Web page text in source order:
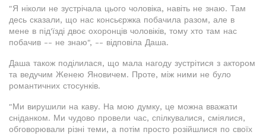
"Я ніколи не зустрічала цього чоловіка, навіть не знаю. Там
десь сказали, що нас консьєржка побачила разом, але в
мене в під'їзді двоє охоронців чоловіків, тому хто там нас
побачив -- не знаю", -- відповіла Даша.
Даша також поділилася, що мала нагоду зустрітися з актором
та ведучим Женею Яновичем. Проте, між ними не було
романтичних стосунків.
"Ми вирушили на каву. На мою думку, це можна вважати
сніданком. Ми чудово провели час, спілкувалися, сміялися,
обговорювали різні теми, а потім просто розійшлися по своїх